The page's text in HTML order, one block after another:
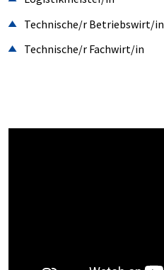
Technische/r Betriebswirt/in
Technische/r Fachwirt/in